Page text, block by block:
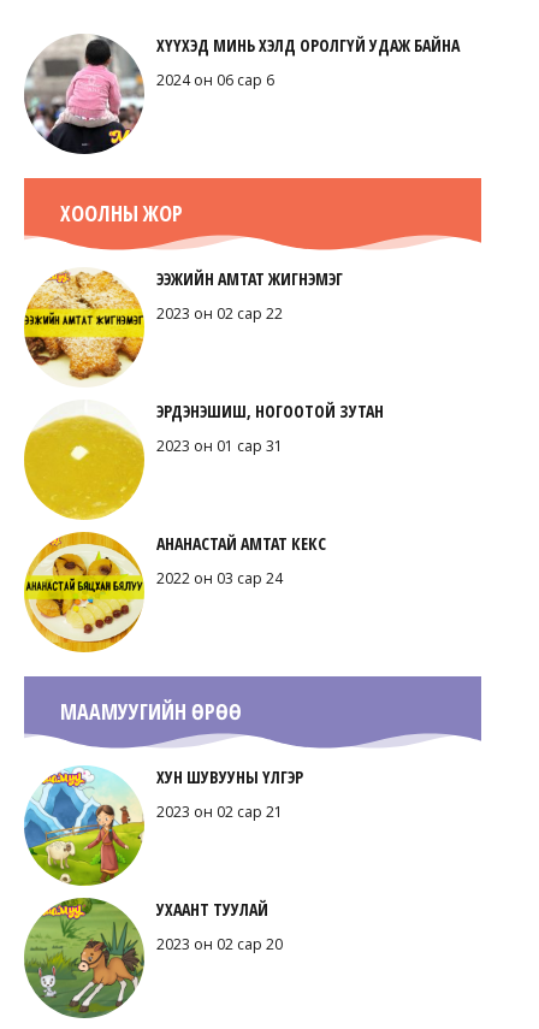
ХҮҮХЭД МИНЬ ХЭЛД ОРОЛГҮЙ УДАЖ БАЙНА
2024 он 06 сар 6
ХООЛНЫ ЖОР
ЭЭЖИЙН АМТАТ ЖИГНЭМЭГ
2023 он 02 сар 22
ЭРДЭНЭШИШ, НОГООТОЙ ЗУТАН
2023 он 01 сар 31
АНАНАСТАЙ АМТАТ КЕКС
2022 он 03 сар 24
МААМУУГИЙН ӨРӨӨ
ХУН ШУВУУНЫ ҮЛГЭР
2023 он 02 сар 21
УХААНТ ТУУЛАЙ
2023 он 02 сар 20